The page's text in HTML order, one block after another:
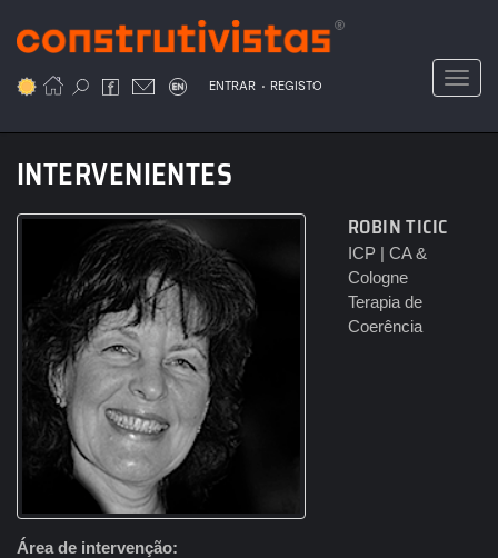
para
conteúdo
ENTRAR . REGISTO
INTERVENIENTES
ROBIN TICIC
ICP | CA &
Cologne
Área de intervenção
Terapia de
Coerência